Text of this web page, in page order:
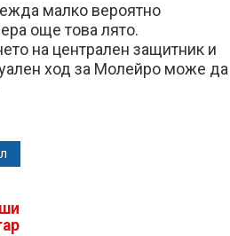
малко вероятно
още това лято.
на централен защитник и
ход за Молейро може да